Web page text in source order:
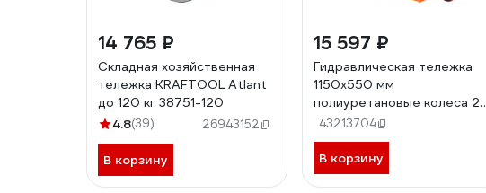
14 765 ₽
Складная хозяйственная
тележка KRAFTOOL Atlant
до 120 кг 38751-120
4.8(39) 26943152
В корзину
15 597 ₽
Гидравлическая тележка
1150x550 мм
полиуретановые колеса 2т
Gigant JHPT2000-1150-PO
43213704
В корзину